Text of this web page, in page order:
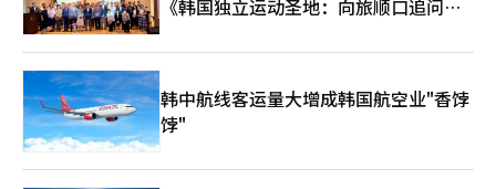
雄”才能在全球竞争格局中保持领先地位。
高层设施，承担着确保产品品质的重要职责。该中心拥有130多名
术、新材料开发、功效及安全性分析、产品开发等多个领域开展研
究。 该中心还积极推广人参作为“韩国健康食品”的理念。记者
在参观时发现，设施展示了正官庄各种产品所用的天然原料，并详
细介绍了沉香、灵芝等原料的检测过程，以验证其产地与营养功
效。 正官庄研发中心在从原料品种开发、成分分析到产品研发的
全过程中投入技术力量，积极开展红参功效验证、国际公认检测机
以顾客能够接受的价格拓展市场。另外，LG电子也计划明年初推
出RGB LED电视，进一步丰富消费选择。
《韩国独立运动圣地：向旅顺口追问历
韩中航线客运量大增成韩国航空业"香饽
饽"